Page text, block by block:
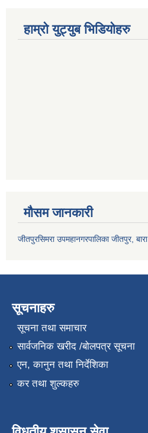
हाम्रो युट्युब भिडियोहरु
मौसम जानकारी
जीतपुरसिमरा उपमहानगरपालिका जीतपुर, बारा
सूचनाहरु
सूचना तथा समाचार
सार्वजनिक खरीद /बोलपत्र सूचना
एन, कानुन तथा निर्देशिका
कर तथा शुल्कहरु